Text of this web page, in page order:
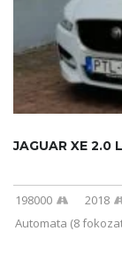
198000
2018
Automata (8